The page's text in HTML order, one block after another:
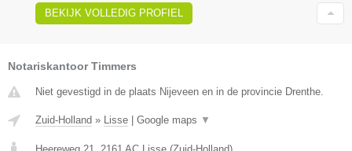
BEKIJK VOLLEDIG PROFIEL
Notariskantoor Timmers
Niet gevestigd in de plaats Nijeveen en in de provincie Drenthe.
Zuid-Holland » Lisse Google maps ▼